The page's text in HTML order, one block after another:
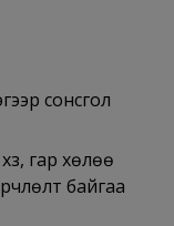
сонсгол
гар хөлөө
байгаа